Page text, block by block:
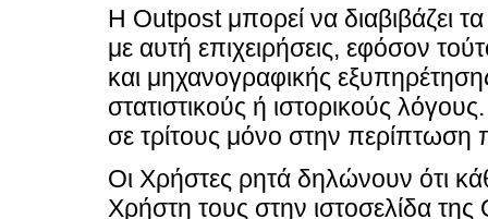
Η Outpost μπορεί να διαβιβάζει
με αυτή επιχειρήσεις, εφόσον
και μηχανογραφικής
στατιστικούς ή ιστορικούς
σε τρίτους μόνο στην περίπτωση
Οι Χρήστες ρητά δηλώνουν ότι
Χρήστη τους στην ιστοσελίδα